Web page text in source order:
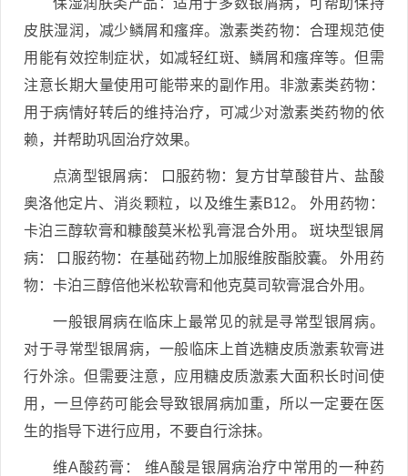
保湿润肤类产品：适用于多数银屑病，可帮助保持
皮肤湿润，减少鳞屑和瘙痒。激素类药物：合理规范使
用能有效控制症状，如减轻红斑、鳞屑和瘙痒等。但需
注意长期大量使用可能带来的副作用。非激素类药物：
用于病情好转后的维持治疗，可减少对激素类药物的依
赖，并帮助巩固治疗效果。
点滴型银屑病： 口服药物：复方甘草酸苷片、盐酸
奥洛他定片、消炎颗粒，以及维生素B12。 外用药物：
卡泊三醇软膏和糠酸莫米松乳膏混合外用。 斑块型银屑
病： 口服药物：在基础药物上加服维胺酯胶囊。 外用药
物：卡泊三醇倍他米松软膏和他克莫司软膏混合外用。
一般银屑病在临床上最常见的就是寻常型银屑病。
对于寻常型银屑病，一般临床上首选糖皮质激素软膏进
行外涂。但需要注意，应用糖皮质激素大面积长时间使
用，一旦停药可能会导致银屑病加重，所以一定要在医
生的指导下进行应用，不要自行涂抹。
维A酸药膏： 维A酸是银屑病治疗中常用的一种药